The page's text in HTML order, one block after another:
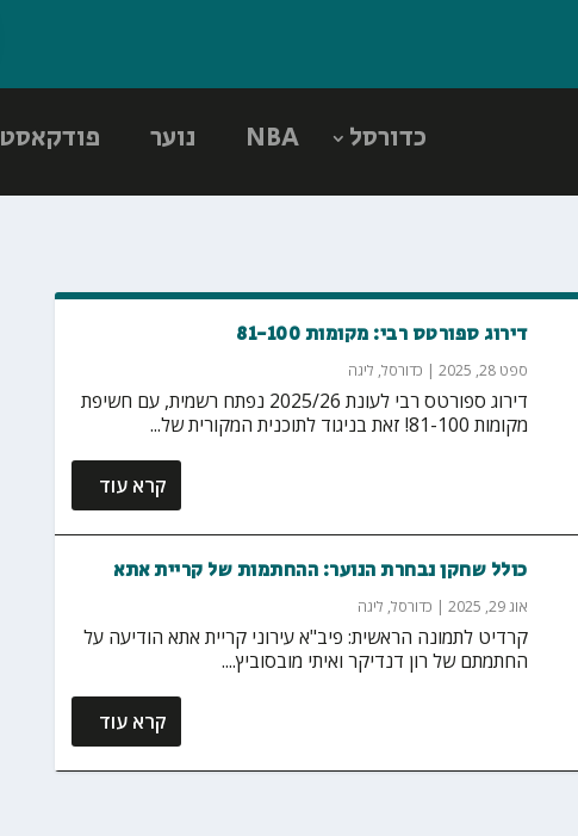
כדורסל NBA נוער פודקאסט
דירוג ספורטס רבי: מקומות 81-100
ספט 28, 2025 | כדורסל, ליגה
דירוג ספורטס רבי לעונת 2025/26 נפתח רשמית, עם חשיפת
מקומות 81-100! זאת בניגוד לתוכנית המקורית של...
קרא עוד
כולל שחקן נבחרת הנוער: ההחתמות של קריית אתא
אוג 29, 2025 | כדורסל, ליגה
קרדיט לתמונה הראשית: פיב"א עירוני קריית אתא הודיעה על
החתמתם של רון דנדיקר ואיתי מובסוביץ....
קרא עוד